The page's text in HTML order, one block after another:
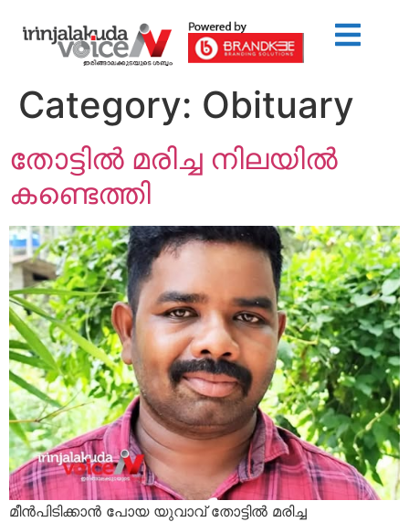
Category: Obituary
തോട്ടിൽ മരിച്ച നിലയിൽ
കണ്ടെത്തി
മീൻപിടിക്കാൻ പോയ യുവാവ് തോട്ടിൽ മരിച്ച